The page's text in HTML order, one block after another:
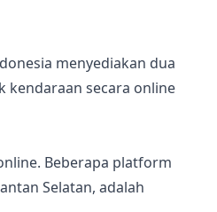
menyediakan dua
kendaraan secara online
Beberapa platform
Selatan, adalah